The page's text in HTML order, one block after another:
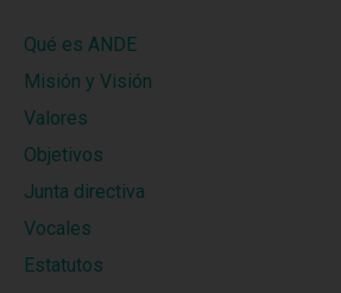
Qué es ANDE
Misión y Visión
Valores
Objetivos
Junta directiva
Vocales
Estatutos